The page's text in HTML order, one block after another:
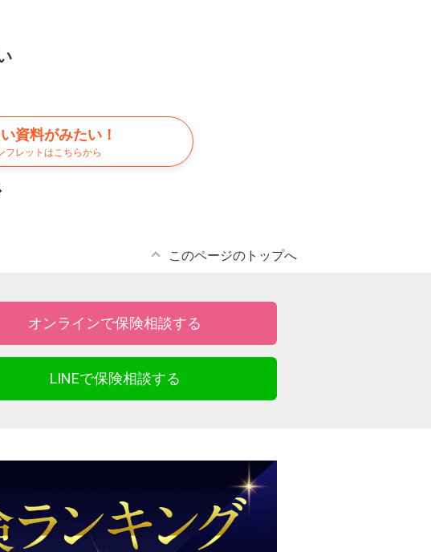
資料がみたい！
フレットはこちらから
このページのトップへ
オンラインで保険相談する
LINEで保険相談する